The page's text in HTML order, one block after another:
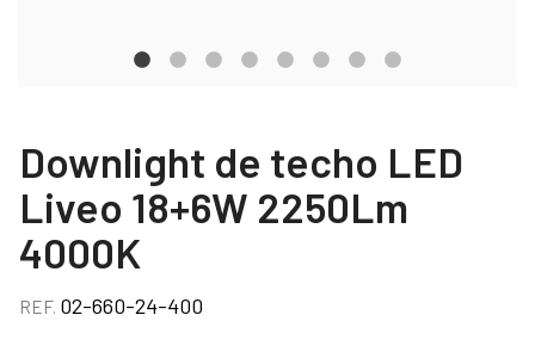
Downlight de techo LED
Liveo 18+6W 2250Lm
4000K
REF. 02-660-24-400